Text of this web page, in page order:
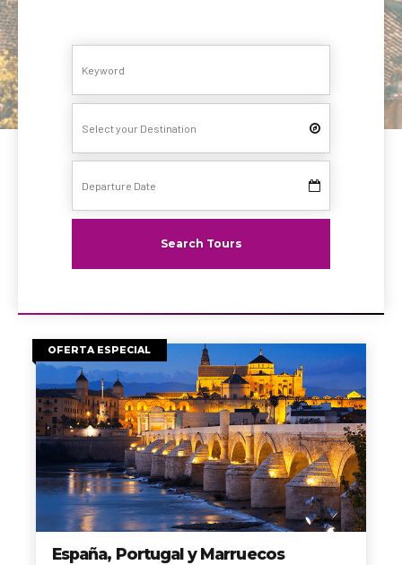
Search Tours
OFERTA ESPECIAL
España, Portugal y Marruecos